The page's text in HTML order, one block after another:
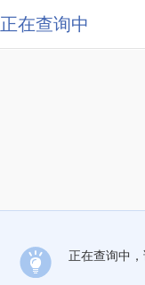
正在查询中
正在查询中